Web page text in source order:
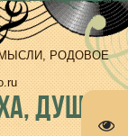
МЫСЛИ, РОДОВОЕ
ДУШИ,